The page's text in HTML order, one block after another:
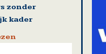
zonder
kader